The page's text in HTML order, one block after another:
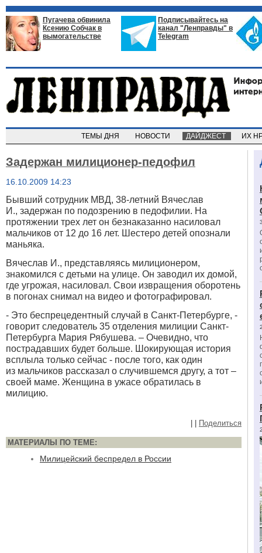
Пугачева обвинила
Ксению Собчак в
вымогательстве
Подписывайтесь на
канал "Ленправды" в
Telegram
ТЕМЫ ДНЯ НОВОСТИ ДАЙДЖЕСТ ИХ
Задержан милиционер-педофил
16.10.2009 14:23
Бывший сотрудник МВД, 38-летний Вячеслав
И., задержан по подозрению в педофилии. На
протяжении трех лет он безнаказанно насиловал
мальчиков от 12 до 16 лет. Шестеро детей опознали
маньяка.
Вячеслав И., представляясь милиционером,
знакомился с детьми на улице. Он заводил их домой,
где угрожая, насиловал. Свои извращения оборотень
в погонах снимал на видео и фотографировал.
- Это беспрецедентный случай в Санкт-Петербурге, -
говорит следователь 35 отделения милиции Санкт-
Петербурга Мария Рябушева. – Очевидно, что
пострадавших будет больше. Шокирующая история
всплыла только сейчас - после того, как один
из мальчиков рассказал о случившемся другу, а тот –
своей маме. Женщина в ужасе обратилась в
милицию.
Поделиться
МАТЕРИАЛЫ ПО ТЕМЕ:
Милицейский беспредел в России